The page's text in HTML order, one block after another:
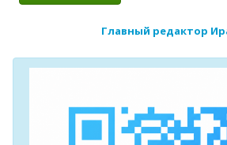
Главный редактор